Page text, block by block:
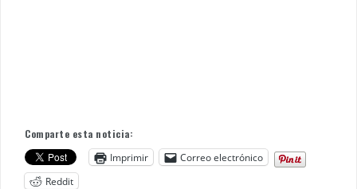
Comparte esta noticia:
Imprimir
Correo electrónico
Reddit